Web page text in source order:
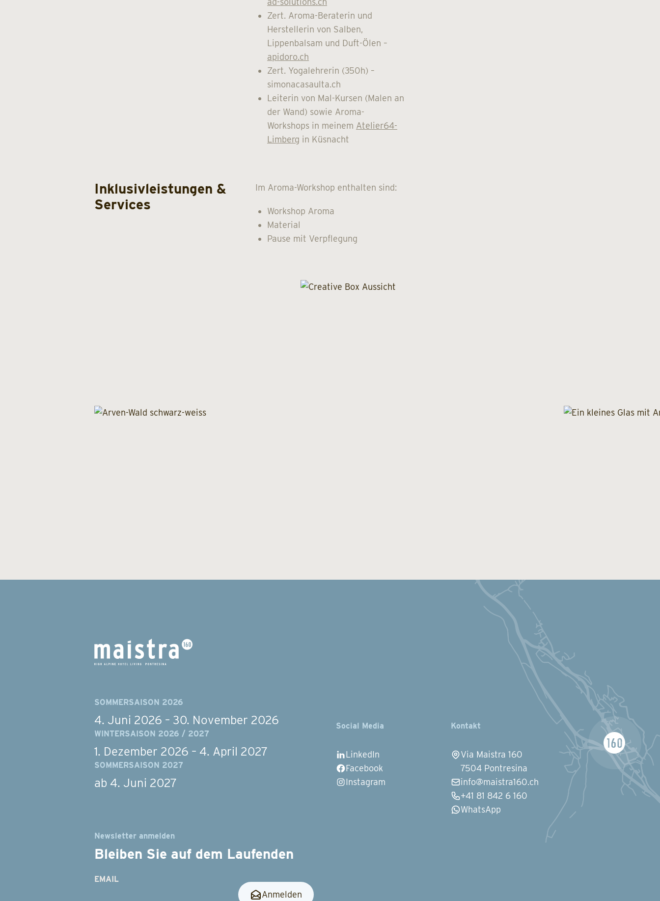
Zert. Aroma-Beraterin und
Herstellerin von Salben,
Lippenbalsam und Duft-Ölen –
apidoro.ch
Zert. Yogalehrerin (350h) –
simonacasaulta.ch
Leiterin von Mal-Kursen (Malen an
der Wand) sowie Aroma-
Workshops in meinem Atelier64-
Limberg in Küsnacht
Inklusivleistungen &
Services
Im Aroma-Workshop enthalten sind:
Workshop Aroma
Material
Pause mit Verpflegung
SOMMERSAISON 2026
4. Juni 2026 – 30. November 2026
WINTERSAISON 2026 / 2027
1. Dezember 2026 – 4. April 2027
SOMMERSAISON 2027
ab 4. Juni 2027
Newsletter anmelden
Bleiben Sie auf dem Laufenden
EMAIL
Anmelden
Social Media
LinkedIn
Facebook
Instagram
Kontakt
Via Maistra 160
7504 Pontresina
info@maistra160.ch
+41 81 842 6 160
WhatsApp